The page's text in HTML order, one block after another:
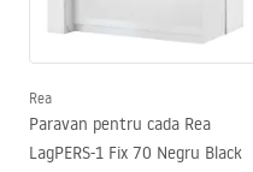
Rea
Paravan pentru cada Rea
LagPERS-1 Fix 70 Negru Black